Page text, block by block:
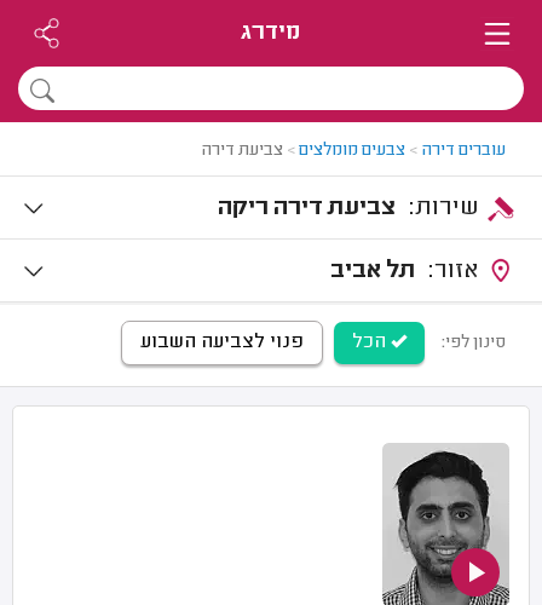
מידרג
עוברים דירה > צבעים מומלצים> צביעת דירה
צביעת דירה ריקה
תל אביב
סינון לפי: הכל פנוי לצביעה השבוע